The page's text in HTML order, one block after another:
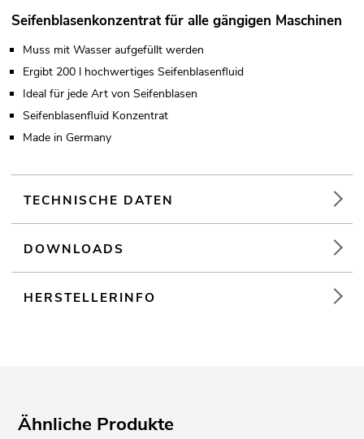
Seifenblasenkonzentrat für alle gängigen Maschinen
Muss mit Wasser aufgefüllt werden
Ergibt 200 l hochwertiges Seifenblasenfluid
Ideal für jede Art von Seifenblasen
Seifenblasenfluid Konzentrat
Made in Germany
TECHNISCHE DATEN
DOWNLOADS
HERSTELLERINFO
Ähnliche Produkte